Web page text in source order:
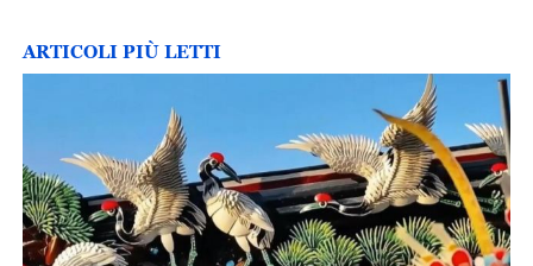
ARTICOLI PIÙ LETTI